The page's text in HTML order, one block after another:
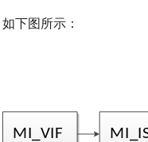
如下图所示：